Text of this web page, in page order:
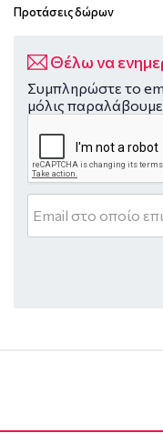
Προτάσεις δώρων
Θέλω να
Συμπληρώστε το
μόλις